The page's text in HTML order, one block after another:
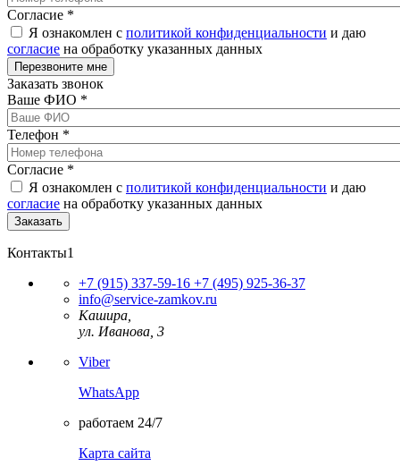
Согласие *
Я ознакомлен с политикой конфиденциальности и даю
согласие на обработку указанных данных
Заказать звонок
Ваше ФИО *
Телефон *
Согласие *
Я ознакомлен с политикой конфиденциальности и даю
согласие на обработку указанных данных
Контакты1
+7 (915) 337-59-16 +7 (495) 925-36-37
info@service-zamkov.ru
Кашира,
ул. Иванова, 3
Viber
WhatsApp
работаем 24/7
Карта сайта